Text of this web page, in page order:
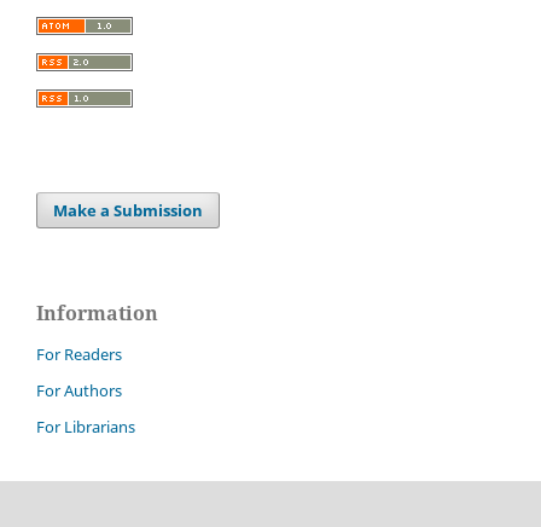
Make a Submission
Information
For Readers
For Authors
For Librarians